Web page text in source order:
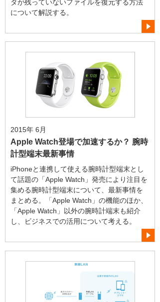
タが残っていないファイルを復元する方法
について解説する。
2015年 6月
Apple Watch登場で加速するか？ 腕時
計型端末最新事情
iPhoneと連携して使える腕時計型端末とし
て話題の「Apple Watch」発売により注目を
集める腕時計型端末について、最新事情を
まとめる。「Apple Watch」の機能のほか、
「Apple Watch」以外の腕時計端末も紹介
し、ビジネスでの活用について考える。